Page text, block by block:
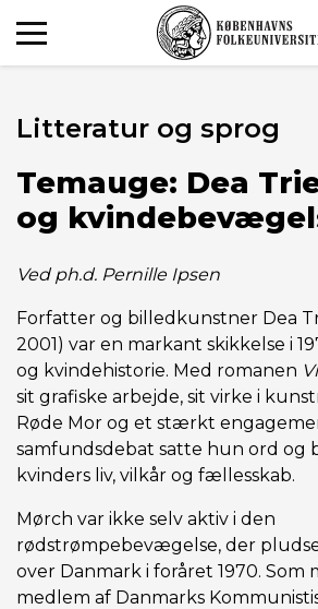
Litteratur og sprog
Temauge: Dea
og
Ved ph.d. Pernille Ipsen
Forfatter og billedkunstner Dea
2001) var en markant skikkelse i
og kvindehistorie. Med romanen
sit grafiske arbejde, sit virke i
Røde Mor og et stærkt
samfundsdebat satte hun ord og
kvinders liv, vilkår og fællesskab.
Mørch var ikke selv aktiv i den
rødstrømpebevægelse, der
over Danmark i foråret 1970. Som
medlem af Danmarks